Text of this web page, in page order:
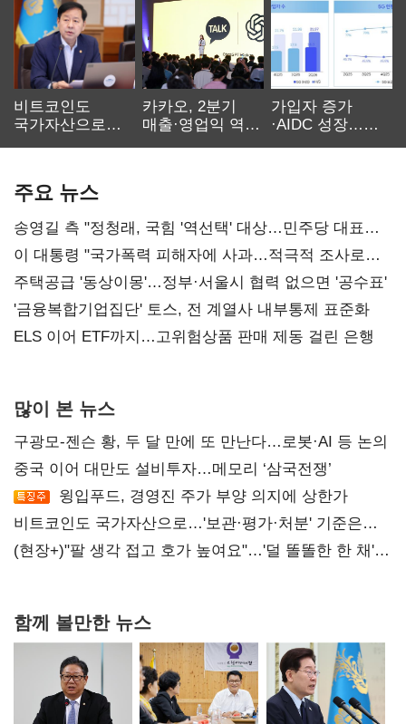
비트코인도
국가자산으로…'
카카오, 2분기
매출·영업익 역대
가입자 증가
·AIDC 성장…
주요 뉴스
송영길 측 "정청래, 국힘 '역선택' 대상…민주당 대표로
총선 지휘 못해"
이 대통령 "국가폭력 피해자에 사과…적극적 조사로
진실 밝혀야"
주택공급 '동상이몽'…정부·서울시 협력 없으면 '공수표'
'금융복합기업집단' 토스, 전 계열사 내부통제 표준화
ELS 이어 ETF까지…고위험상품 판매 제동 걸린 은행
많이 본 뉴스
구광모-젠슨 황, 두 달 만에 또 만난다…로봇·AI 등 논의
중국 이어 대만도 설비투자…메모리 ‘삼국전쟁’
윙입푸드, 경영진 주가 부양 의지에 상한가
비트코인도 국가자산으로…'보관·평가·처분' 기준은
숙제
(현장+)"팔 생각 접고 호가 높여요"…'덜 똘똘한 한 채'
함께 볼만한 뉴스